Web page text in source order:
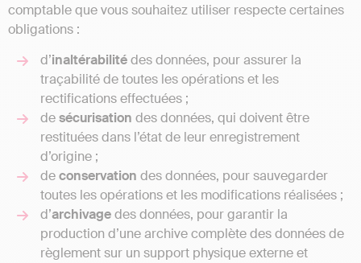
comptable que vous souhaitez utiliser respecte certaines
obligations :
d’inaltérabilitédes données, pour assurer la
traçabilité de toutes les opérations et les
rectifications effectuées ;
desécurisation des données, qui doivent être
restituées dans l’état de leur enregistrement
d’origine ;
deconservation des données, pour sauvegarder
toutes les opérations et les modifications réalisées ;
d’archivagedes données, pour garantir la
production d’une archive complète des données de
règlement sur un support physique externe et